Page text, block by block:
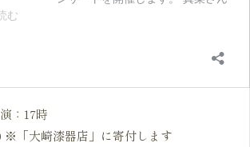
：17時
「大崎漆器店」に寄付します